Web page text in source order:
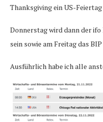
Thanksgiving ein US-
Donnerstag wird dann der
sein sowie am Freitag das
Ausführlich habe ich alle